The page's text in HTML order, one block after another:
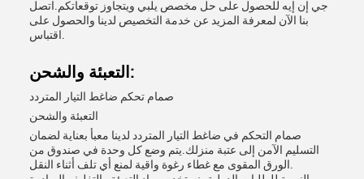
جي إن إيه للحصول على حل مخصص يلبي ويتجاوز توقعاتكم.اتصل
بنا الآن لمعرفة المزيد عن خدمة التخصيص لدينا والحصول على
التعبئة والشحن:
صمام تحكم ضاغط التيار المتردد
التعبئة والشحن
صمام التحكم في ضاغط التيار المتردد لدينا معبأ بعناية لضمان
التسليم الآمن إلى عتبة منزلك.يتم وضع كل وحدة في صندوق من